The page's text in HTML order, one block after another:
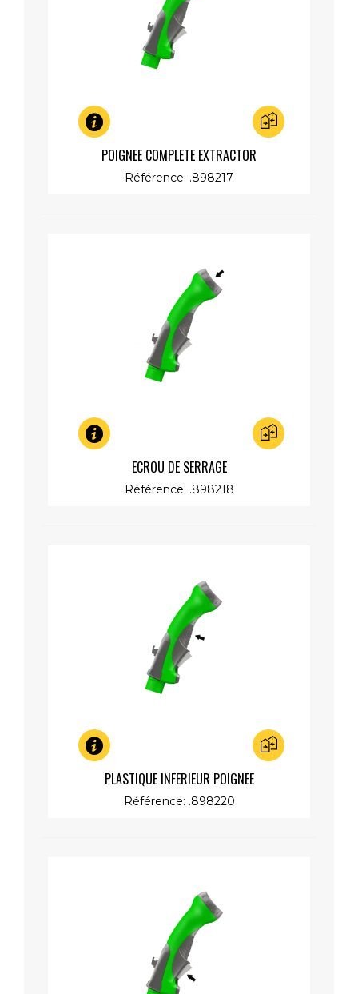
POIGNEE COMPLETE EXTRACTOR
Référence: .898217
ECROU DE SERRAGE
Référence: .898218
PLASTIQUE INFERIEUR POIGNEE
Référence: .898220